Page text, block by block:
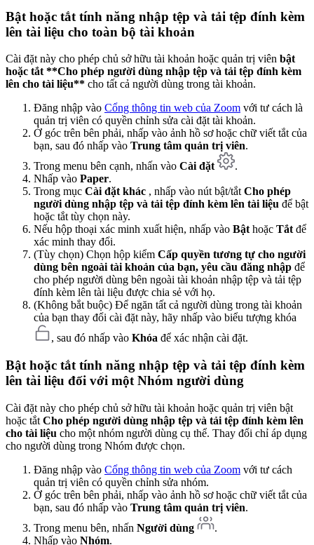
Bật hoặc tắt tính năng nhập tệp và tải tệp đính kèm
lên tài liệu cho toàn bộ tài khoản
Cài đặt này cho phép chủ sở hữu tài khoản hoặc quản trị viên bật
hoặc tắt **Cho phép người dùng nhập tệp và tải tệp đính kèm
lên cho tài liệu** cho tất cả người dùng trong tài khoản.
Đăng nhập vào Cổng thông tin web của Zoom với tư cách là
quản trị viên có quyền chỉnh sửa cài đặt tài khoản.
Ở góc trên bên phải, nhấp vào ảnh hồ sơ hoặc chữ viết tắt của
bạn, sau đó nhấp vào Trung tâm quản trị viên.
Trong menu bên cạnh, nhấn vào Cài đặt
.
Nhấp vào Paper.
Trong mục Cài đặt khác , nhấp vào nút bật/tắt Cho phép
người dùng nhập tệp và tải tệp đính kèm lên tài liệu để bật
hoặc tắt tùy chọn này.
Nếu hộp thoại xác minh xuất hiện, nhấp vào Bật hoặc Tắt để
xác minh thay đổi.
(Tùy chọn) Chọn hộp kiểm Cấp quyền tương tự cho người
dùng bên ngoài tài khoản của bạn, yêu cầu đăng nhập để
cho phép người dùng bên ngoài tài khoản nhập tệp và tải tệp
đính kèm lên tài liệu được chia sẻ với họ.
(Không bắt buộc) Để ngăn tất cả người dùng trong tài khoản
của bạn thay đổi cài đặt này, hãy nhấp vào biểu tượng khóa
, sau đó nhấp vào Khóa để xác nhận cài đặt.
Bật hoặc tắt tính năng nhập tệp và tải tệp đính kèm
lên tài liệu đối với một Nhóm người dùng
Cài đặt này cho phép chủ sở hữu tài khoản hoặc quản trị viên bật
hoặc tắt Cho phép người dùng nhập tệp và tải tệp đính kèm lên
cho tài liệu cho một nhóm người dùng cụ thể. Thay đổi chỉ áp dụng
cho người dùng trong Nhóm được chọn.
Đăng nhập vào Cổng thông tin web của Zoom với tư cách
quản trị viên có quyền chỉnh sửa nhóm.
Ở góc trên bên phải, nhấp vào ảnh hồ sơ hoặc chữ viết tắt của
bạn, sau đó nhấp vào Trung tâm quản trị viên.
Trong menu bên, nhấn Người dùng
.
Nhấp vào Nhóm.